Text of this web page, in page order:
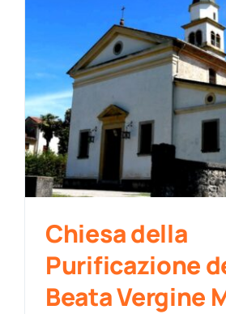
Chiesa della
Purificazione
Beata Vergine